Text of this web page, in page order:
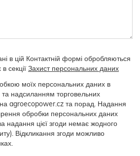
в цій Контактній формі обробляються
секції Захист персональних даних
моїх персональних даних в
та надсиланням торговельних
agroecopower.cz та порад. Надання
обробки персональних даних
надання цієї згоди немає жодного
Відкликання згоди можливо